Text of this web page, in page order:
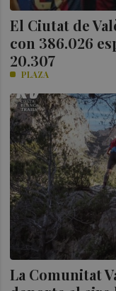
El Ciutat de
con 386.026
20.307
PLAZA
La Comunitat